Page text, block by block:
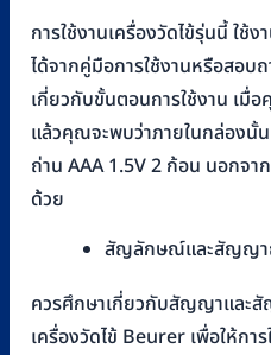
การใช้งานเครื่องวัดไข้รุ่นนี้ ใ
ได้จากคู่มือการใช้งานหรือสอบ
เกี่ยวกับขั้นตอนการใช้งาน เมื่
แล้วคุณจะพบว่าภายในกล่อง
ถ่าน AAA 1.5V 2 ก้อน นอกจา
ด้วย
สัญลักษณ์และสัญญ
ควรศึกษาเกี่ยวกับสัญญาและ
เครื่องวัดไข้ Beurer เพื่อให้ก